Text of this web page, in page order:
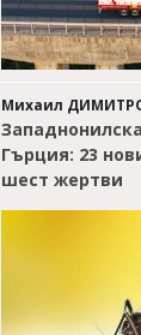
Михаил
Гърция: 23
шест жертви